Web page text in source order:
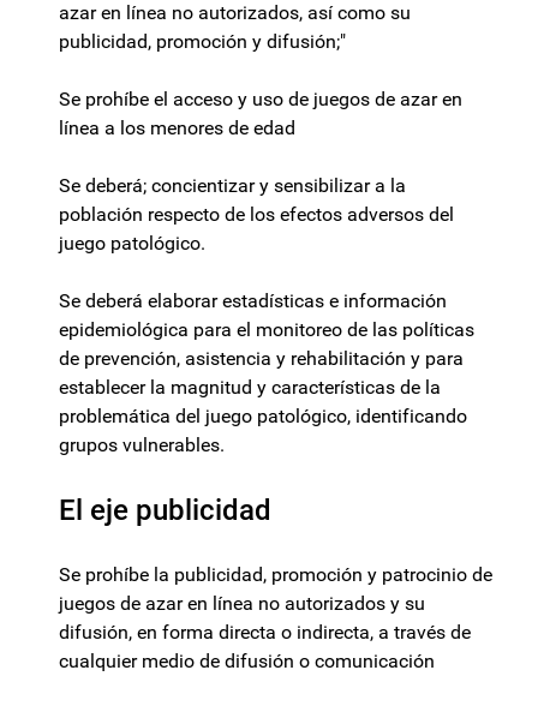
azar en línea no autorizados, así como su
publicidad, promoción y difusión;"
Se prohíbe el acceso y uso de juegos de azar en
línea a los menores de edad
Se deberá; concientizar y sensibilizar a la
población respecto de los efectos adversos del
juego patológico.
Se deberá elaborar estadísticas e información
epidemiológica para el monitoreo de las políticas
de prevención, asistencia y rehabilitación y para
establecer la magnitud y características de la
problemática del juego patológico, identificando
grupos vulnerables.
El eje publicidad
Se prohíbe la publicidad, promoción y patrocinio de
juegos de azar en línea no autorizados y su
difusión, en forma directa o indirecta, a través de
cualquier medio de difusión o comunicación